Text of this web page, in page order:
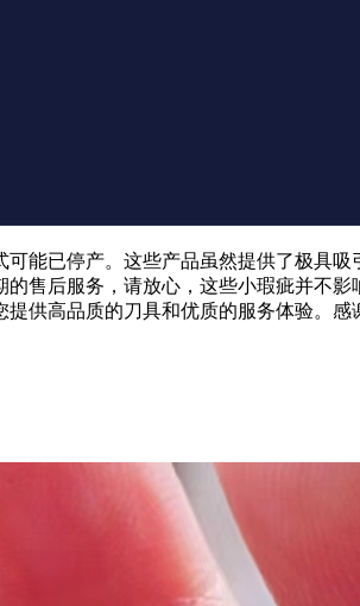
能已停产。这些产品虽然提供了极具
售后服务，请放心，这些小瑕疵并不
供高品质的刀具和优质的服务体验。感